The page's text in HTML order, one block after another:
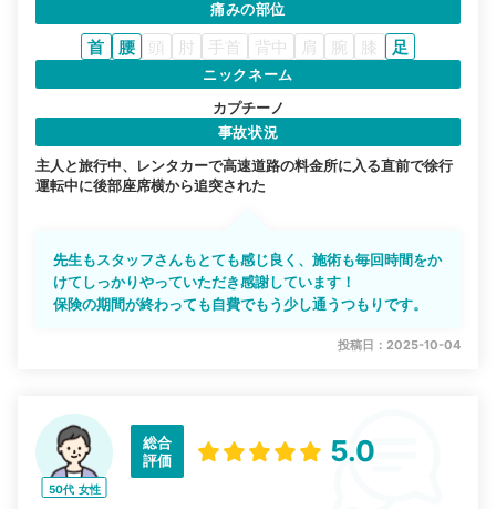
痛みの部位
首 腰 頭 肘 手首 背中 肩 腕 膝 足
ニックネーム
カプチーノ
事故状況
主人と旅行中、レンタカーで高速道路の料金所に入る直前で徐行
運転中に後部座席横から追突された
先生もスタッフさんもとても感じ良く、施術も毎回時間をか
けてしっかりやっていただき感謝しています！
保険の期間が終わっても自費でもう少し通うつもりです。
投稿日：2025-10-04
50代 女性
総合
評価
5.0